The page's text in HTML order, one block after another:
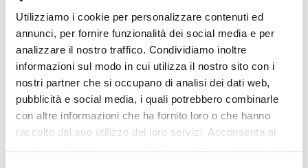
Utilizziamo i cookie per personalizzare contenuti ed
annunci, per fornire funzionalità dei social media e per
analizzare il nostro traffico. Condividiamo inoltre
informazioni sul modo in cui utilizza il nostro sito con i
nostri partner che si occupano di analisi dei dati web,
pubblicità e social media, i quali potrebbero combinarle
con altre informazioni che ha fornito loro o che hanno
raccolto dal suo utilizzo dei loro servizi. Acconsenta ai
spedizione fino al giorno 31 agosto. BUONE FERIE
da OTTICA DIOPTER
Showing the single result